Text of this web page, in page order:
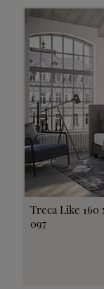
Treca Like 160
097